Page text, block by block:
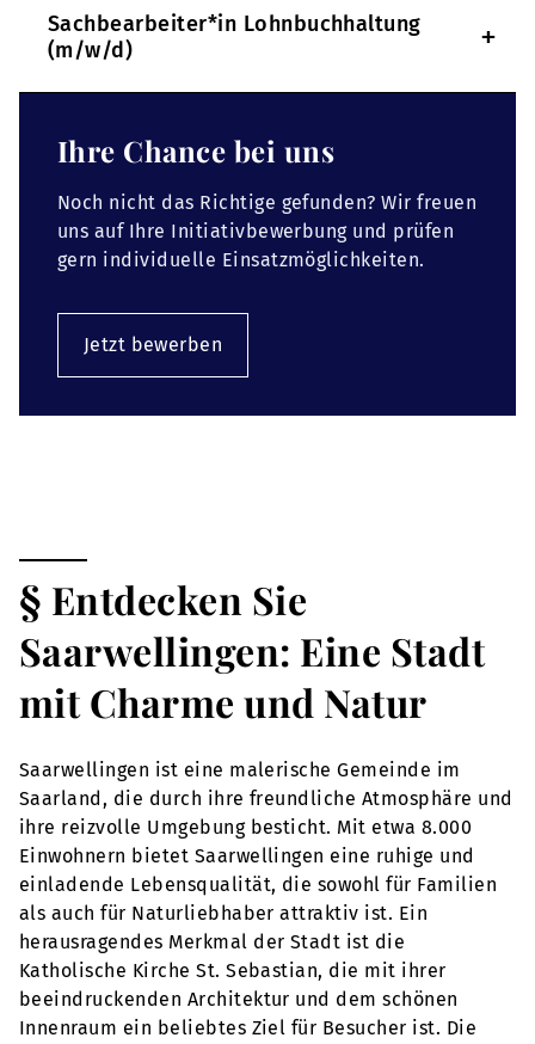
Sachbearbeiter*in Lohnbuchhaltung
(m/w/d)
+
Ihre Chance bei uns
Noch nicht das Richtige gefunden? Wir freuen
uns auf Ihre Initiativbewerbung und prüfen
gern individuelle Einsatzmöglichkeiten.
Jetzt bewerben
§ Entdecken Sie
Saarwellingen: Eine Stadt
mit Charme und Natur
Saarwellingen ist eine malerische Gemeinde im
Saarland, die durch ihre freundliche Atmosphäre und
ihre reizvolle Umgebung besticht. Mit etwa 8.000
Einwohnern bietet Saarwellingen eine ruhige und
einladende Lebensqualität, die sowohl für Familien
als auch für Naturliebhaber attraktiv ist. Ein
herausragendes Merkmal der Stadt ist die
Katholische Kirche St. Sebastian, die mit ihrer
beeindruckenden Architektur und dem schönen
Innenraum ein beliebtes Ziel für Besucher ist. Die